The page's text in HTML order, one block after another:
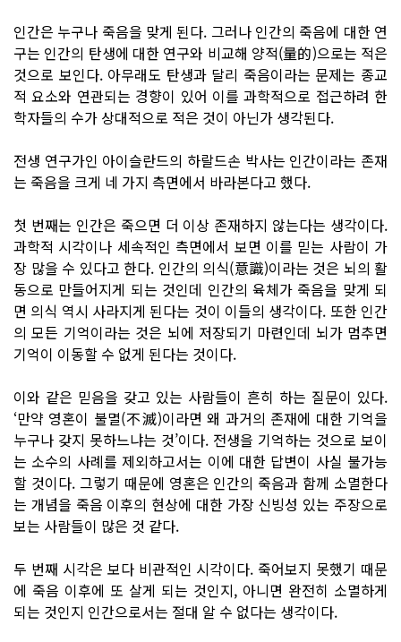
인간은 누구나 죽음을 맞게 된다. 그러나 인간의 죽음에 대한 연
구는 인간의 탄생에 대한 연구와 비교해 양적(量的)으로는 적은
것으로 보인다. 아무래도 탄생과 달리 죽음이라는 문제는 종교
적 요소와 연관되는 경향이 있어 이를 과학적으로 접근하려 한
학자들의 수가 상대적으로 적은 것이 아닌가 생각된다.
전생 연구가인 아이슬란드의 하랄드손 박사는 인간이라는 존재
는 죽음을 크게 네 가지 측면에서 바라본다고 했다.
첫 번째는 인간은 죽으면 더 이상 존재하지 않는다는 생각이다.
과학적 시각이나 세속적인 측면에서 보면 이를 믿는 사람이 가
장 많을 수 있다고 한다. 인간의 의식(意識)이라는 것은 뇌의 활
동으로 만들어지게 되는 것인데 인간의 육체가 죽음을 맞게 되
면 의식 역시 사라지게 된다는 것이 이들의 생각이다. 또한 인간
의 모든 기억이라는 것은 뇌에 저장되기 마련인데 뇌가 멈추면
기억이 이동할 수 없게 된다는 것이다.
이와 같은 믿음을 갖고 있는 사람들이 흔히 하는 질문이 있다.
‘만약 영혼이 불멸(不滅)이라면 왜 과거의 존재에 대한 기억을
누구나 갖지 못하느냐는 것’이다. 전생을 기억하는 것으로 보이
는 소수의 사례를 제외하고서는 이에 대한 답변이 사실 불가능
할 것이다. 그렇기 때문에 영혼은 인간의 죽음과 함께 소멸한다
는 개념을 죽음 이후의 현상에 대한 가장 신빙성 있는 주장으로
보는 사람들이 많은 것 같다.
두 번째 시각은 보다 비관적인 시각이다. 죽어보지 못했기 때문
에 죽음 이후에 또 살게 되는 것인지, 아니면 완전히 소멸하게
되는 것인지 인간으로서는 절대 알 수 없다는 생각이다.